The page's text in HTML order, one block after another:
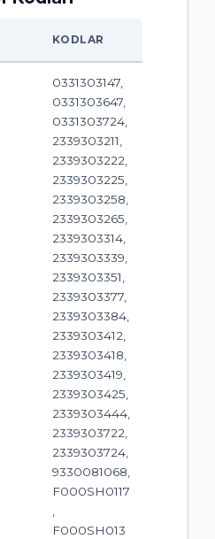
KODLAR
0331303147,
0331303647,
0331303724,
2339303211,
2339303222,
2339303225,
2339303258,
2339303265,
2339303314,
2339303339,
2339303351,
2339303377,
2339303384,
2339303412,
2339303418,
2339303419,
2339303425,
2339303444,
2339303722,
2339303724,
9330081068,
F000SH0117
,
F000SH013